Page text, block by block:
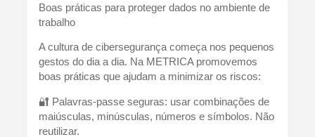
Boas práticas para proteger dados no ambiente de
trabalho
A cultura de cibersegurança começa nos pequenos
gestos do dia a dia. Na METRICA promovemos
boas práticas que ajudam a minimizar os riscos:
🔐 Palavras-passe seguras: usar combinações de
maiúsculas, minúsculas, números e símbolos. Não
reutilizar.